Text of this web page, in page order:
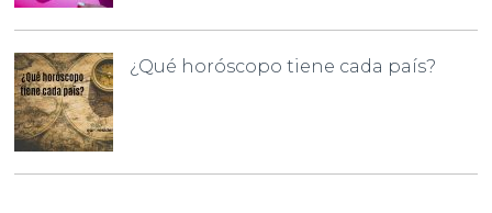
¿Qué horóscopo tiene cada país?